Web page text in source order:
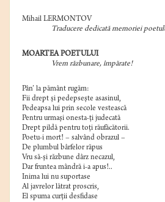
Mihail LERMONTOV
Traducere dedicată memoriei poetului
MOARTEA POETULUI
Vrem răzbunare, împărate!
Pân’ la pământ rugăm:
Fii drept şi pedepseşte asasinul,
Pedeapsa lui prin secole vestească
Pentru urmaşi onesta-ţi judecată
Drept pildă pentru toţi răufăcătorii.
Poetu-i mort! – salvând obrazul –
De plumbul bârfelor răpus
Vru să-şi răzbune dârz necazul,
Dar fruntea mândră i-a apus!..
Inima lui nu suportase
Al javrelor lătrat proscris,
El spuma curţii desfidase